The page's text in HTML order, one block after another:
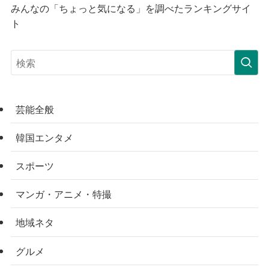
みんなの「ちょっと気になる」を調べたランキングサイ
ト
芸能全般
韓国エンタメ
スポーツ
マンガ・アニメ・特撮
地域ネタ
グルメ